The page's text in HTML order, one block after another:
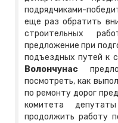
подрядчиками-
еще раз обратить
строительных
предложение при
подъездных путей к
Волончунас
посмотреть, как
по ремонту дорог
комитета
продолжить работу